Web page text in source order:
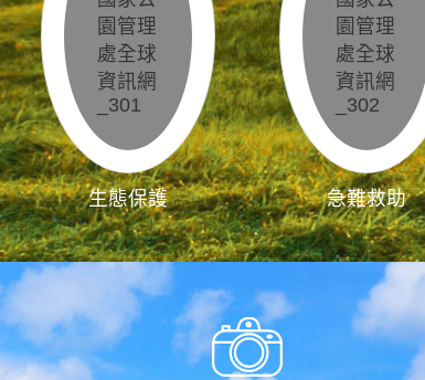
生態保護 急難救助